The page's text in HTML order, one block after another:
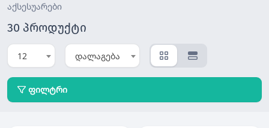
აქსესუარები
30 პროდუქტი
12 დალაგება
ფილტრი